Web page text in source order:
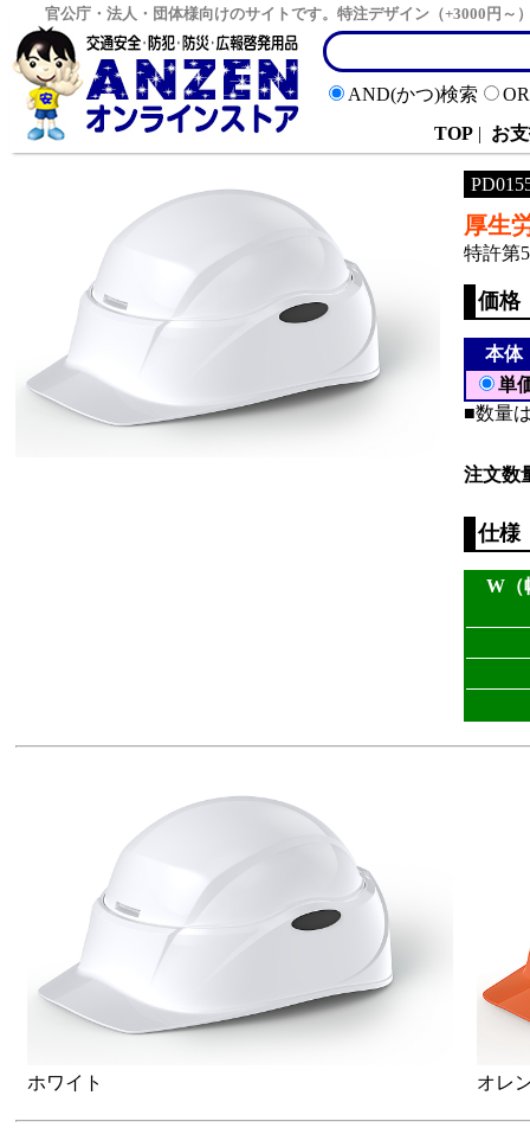
官公庁・法人・団体様向けのサイトです。特注デザイン（+3000円
AND(かつ)検索
TOP | お
厚生
特許第
価格
本体
単
■数量
注文数
仕様
W（
ホワイト オレ